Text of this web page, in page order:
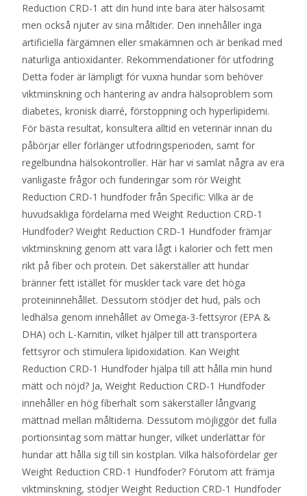
Reduction CRD-1 att din hund inte bara äter hälsosamt
men också njuter av sina måltider. Den innehåller inga
artificiella färgämnen eller smakämnen och är berikad med
naturliga antioxidanter. Rekommendationer för utfodring
Detta foder är lämpligt för vuxna hundar som behöver
viktminskning och hantering av andra hälsoproblem som
diabetes, kronisk diarré, förstoppning och hyperlipidemi.
För bästa resultat, konsultera alltid en veterinär innan du
påbörjar eller förlänger utfodringsperioden, samt för
regelbundna hälsokontroller. Här har vi samlat några av era
vanligaste frågor och funderingar som rör Weight
Reduction CRD-1 hundfoder från Specific: Vilka är de
huvudsakliga fördelarna med Weight Reduction CRD-1
Hundfoder? Weight Reduction CRD-1 Hundfoder främjar
viktminskning genom att vara lågt i kalorier och fett men
rikt på fiber och protein. Det säkerställer att hundar
bränner fett istället för muskler tack vare det höga
proteininnehållet. Dessutom stödjer det hud, päls och
ledhälsa genom innehållet av Omega-3-fettsyror (EPA &
DHA) och L-Karnitin, vilket hjälper till att transportera
fettsyror och stimulera lipidoxidation. Kan Weight
Reduction CRD-1 Hundfoder hjälpa till att hålla min hund
mätt och nöjd? Ja, Weight Reduction CRD-1 Hundfoder
innehåller en hög fiberhalt som säkerställer långvarig
mättnad mellan måltiderna. Dessutom möjliggör det fulla
portionsintag som mättar hunger, vilket underlättar för
hundar att hålla sig till sin kostplan. Vilka hälsofördelar ger
Weight Reduction CRD-1 Hundfoder? Förutom att främja
viktminskning, stödjer Weight Reduction CRD-1 Hundfoder